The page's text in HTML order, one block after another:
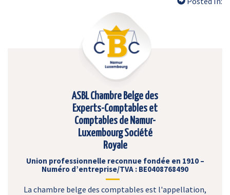
ASBL Chambre Belge des
Experts-Comptables et
Comptables de Namur-
Luxembourg Société
Royale
Union professionnelle reconnue fondée en 1910 –
Numéro d’entreprise/TVA : BE0408768490
La chambre belge des comptables est l'appellation,